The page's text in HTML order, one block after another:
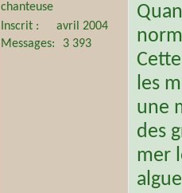
chanteuse
Inscrit
avril 2004
Messages
3 393
les
une
des
mer